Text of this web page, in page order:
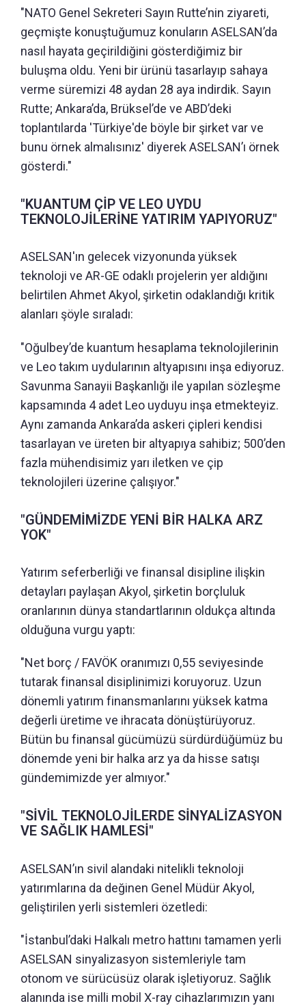
"NATO Genel Sekreteri Sayın Rutte’nin ziyareti,
geçmişte konuştuğumuz konuların ASELSAN’da
nasıl hayata geçirildiğini gösterdiğimiz bir
buluşma oldu. Yeni bir ürünü tasarlayıp sahaya
verme süremizi 48 aydan 28 aya indirdik. Sayın
Rutte; Ankara’da, Brüksel’de ve ABD’deki
toplantılarda 'Türkiye'de böyle bir şirket var ve
bunu örnek almalısınız' diyerek ASELSAN’ı örnek
gösterdi."
"KUANTUM ÇİP VE LEO UYDU
TEKNOLOJİLERİNE YATIRIM YAPIYORUZ"
ASELSAN'ın gelecek vizyonunda yüksek
teknoloji ve AR-GE odaklı projelerin yer aldığını
belirtilen Ahmet Akyol, şirketin odaklandığı kritik
alanları şöyle sıraladı:
"Oğulbey’de kuantum hesaplama teknolojilerinin
ve Leo takım uydularının altyapısını inşa ediyoruz.
Savunma Sanayii Başkanlığı ile yapılan sözleşme
kapsamında 4 adet Leo uyduyu inşa etmekteyiz.
Aynı zamanda Ankara’da askeri çipleri kendisi
tasarlayan ve üreten bir altyapıya sahibiz; 500’den
fazla mühendisimiz yarı iletken ve çip
teknolojileri üzerine çalışıyor."
"GÜNDEMİMİZDE YENİ BİR HALKA ARZ
YOK"
Yatırım seferberliği ve finansal disipline ilişkin
detayları paylaşan Akyol, şirketin borçluluk
oranlarının dünya standartlarının oldukça altında
olduğuna vurgu yaptı:
"Net borç / FAVÖK oranımızı 0,55 seviyesinde
tutarak finansal disiplinimizi koruyoruz. Uzun
dönemli yatırım finansmanlarını yüksek katma
değerli üretime ve ihracata dönüştürüyoruz.
Bütün bu finansal gücümüzü sürdürdüğümüz bu
dönemde yeni bir halka arz ya da hisse satışı
gündemimizde yer almıyor."
"SİVİL TEKNOLOJİLERDE SİNYALİZASYON
VE SAĞLIK HAMLESİ"
ASELSAN’ın sivil alandaki nitelikli teknoloji
yatırımlarına da değinen Genel Müdür Akyol,
geliştirilen yerli sistemleri özetledi:
"İstanbul’daki Halkalı metro hattını tamamen yerli
ASELSAN sinyalizasyon sistemleriyle tam
otonom ve sürücüsüz olarak işletiyoruz. Sağlık
alanında ise milli mobil X-ray cihazlarımızın yanı